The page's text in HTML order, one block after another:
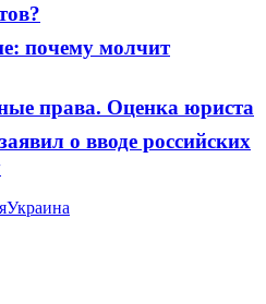
почему молчит
права. Оценка юриста
о вводе российских
Украина